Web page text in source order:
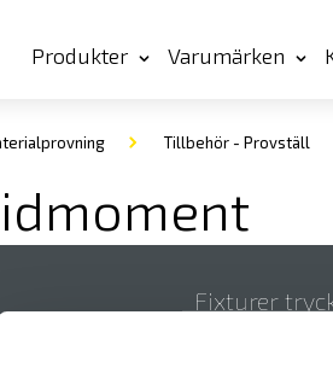
Produkter Varumärken
Tillbehör - Provställ
Fixturer